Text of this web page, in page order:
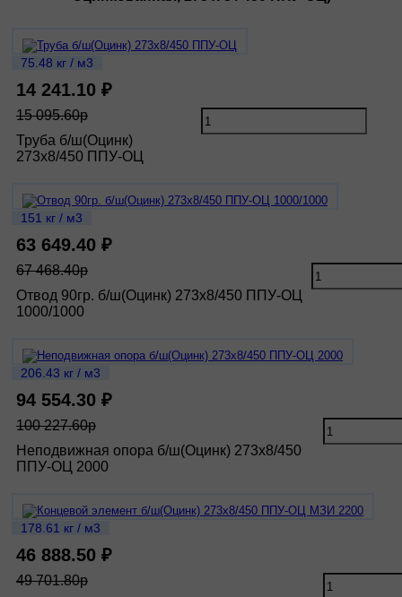
75.48 кг / м3
14 241.10 ₽
15 095.60р
Труба б/ш(Оцинк)
273х8/450 ППУ-ОЦ
151 кг / м3
63 649.40 ₽
67 468.40р
Отвод 90гр. б/ш(Оцинк) 273х8/450 ППУ-ОЦ
1000/1000
206.43 кг / м3
94 554.30 ₽
100 227.60р
Неподвижная опора б/ш(Оцинк) 273х8/450
ППУ-ОЦ 2000
178.61 кг / м3
46 888.50 ₽
49 701.80р